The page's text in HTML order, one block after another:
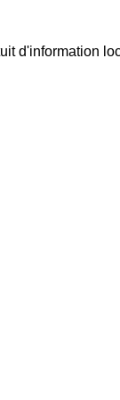
d'information